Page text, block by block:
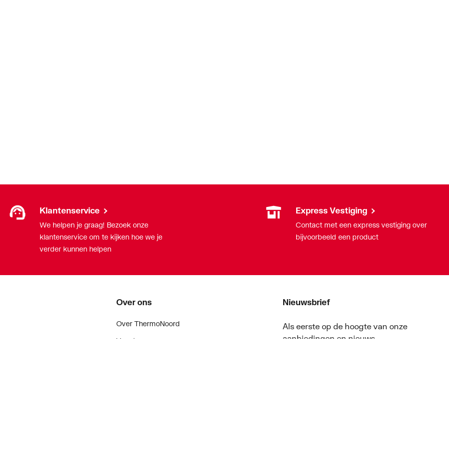
Klantenservice
We helpen je graag! Bezoek onze
klantenservice om te kijken hoe we je
verder kunnen helpen
Express Vestiging
Contact met een express vestiging over
bijvoorbeeld een product
Over ons
Over ThermoNoord
Vacatures
Nieuwsbrief
Als eerste op de hoogte van onze
aanbiedingen en nieuws